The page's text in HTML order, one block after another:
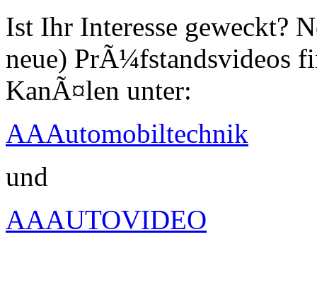
Ist Ihr Interesse geweckt?
neue) PrÃ¼fstandsvideos
KanÃ¤len unter:
AAAutomobiltechnik
und
AAAUTOVIDEO